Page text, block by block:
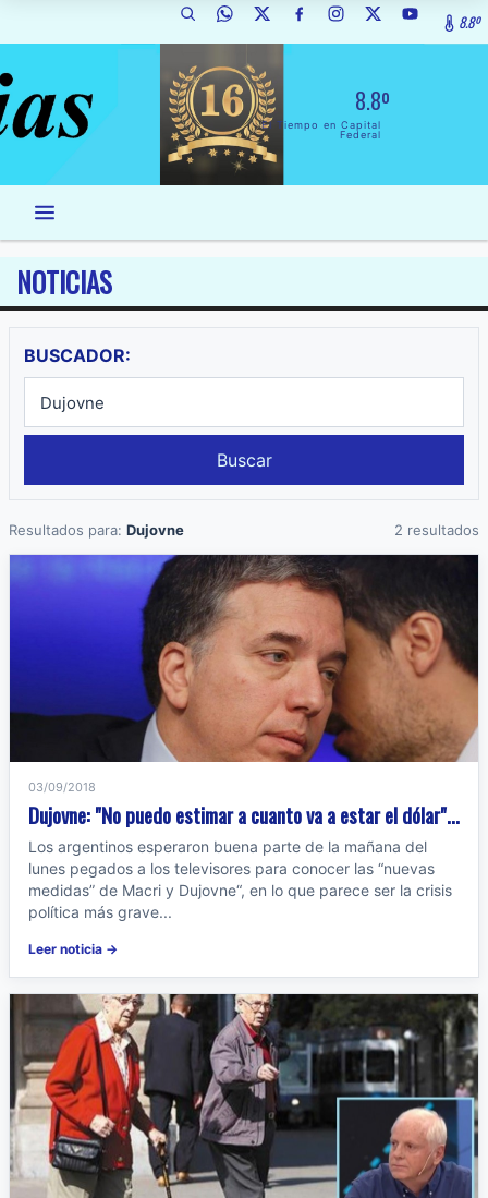
8.8º
8.8º
El Tiempo en Capital
Federal
NOTICIAS
BUSCADOR:
Buscar
Resultados para: Dujovne 2 resultados
03/09/2018
Dujovne: "No puedo estimar a cuanto va a estar el dólar"...
Los argentinos esperaron buena parte de la mañana del
lunes pegados a los televisores para conocer las “nuevas
medidas” de Macri y Dujovne“, en lo que parece ser la crisis
política más grave...
Leer noticia →